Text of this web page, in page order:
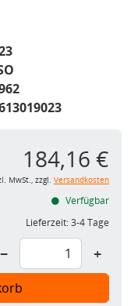
184,16 €
MwSt., zzgl. Versandkosten
Verfügbar
Lieferzeit:3-4 Tage
− +